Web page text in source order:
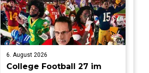
6. August 2026
College Football 27 im